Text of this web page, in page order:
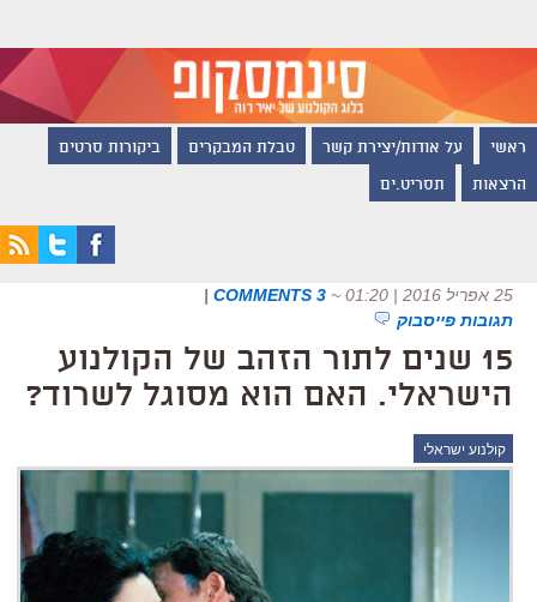
ראשי על אודות/יצירת קשר טבלת המבקרים ביקורות סרטים
הרצאות תסריט.ים
25 אפריל 2016 | 01:20 ~
3 COMMENTS
|
תגובות פייסבוק
15 שנים לתור הזהב של הקולנוע
הישראלי. האם הוא מסוגל לשרוד?
קולנוע ישראלי